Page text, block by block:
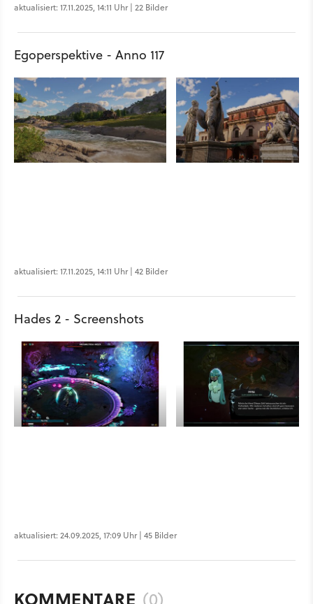
aktualisiert: 17.11.2025, 14:11 Uhr | 22 Bilder
Egoperspektive - Anno 117
aktualisiert: 17.11.2025, 14:11 Uhr | 42 Bilder
Hades 2 - Screenshots
aktualisiert: 24.09.2025, 17:09 Uhr | 45 Bilder
KOMMENTARE (0)